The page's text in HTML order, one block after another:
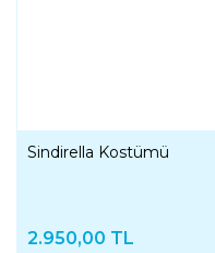
Sindirella Kostümü
2.950,00 TL